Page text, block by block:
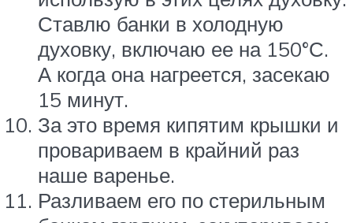
Ставлю банки в холодную
духовку, включаю ее на 150°С.
А когда она нагреется, засекаю
15 минут.
За это время кипятим крышки и
провариваем в крайний раз
наше варенье.
Разливаем его по стерильным